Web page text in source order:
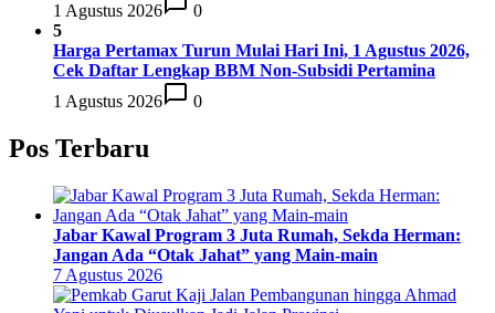
1 Agustus 2026
0
5
Harga Pertamax Turun Mulai Hari Ini, 1 Agustus 2026,
Cek Daftar Lengkap BBM Non-Subsidi Pertamina
1 Agustus 2026
0
Pos Terbaru
Jabar Kawal Program 3 Juta Rumah, Sekda Herman:
Jangan Ada “Otak Jahat” yang Main-main
7 Agustus 2026